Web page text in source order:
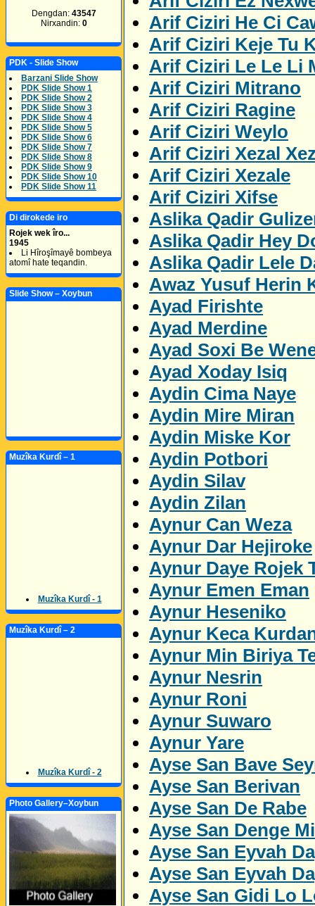
Dengdan: 43547
Nirxandin: 0
PDK - Slide Show
Barzani Slide Show
PDK Slide Show 1
PDK Slide Show 2
PDK Slide Show 3
PDK Slide Show 4
PDK Slide Show 5
PDK Slide Show 6
PDK Slide Show 7
PDK Slide Show 8
PDK Slide Show 9
PDK Slide Show 10
PDK Slide Show 11
Di dirokede iro
Rojek wek îro...
1945
Li Hîroşîmayê bombeya
atomî hate teqandin.
Slide Show – Xoybun
Muzîka Kurdî – 1
Muzîka Kurdî - 1
Muzîka Kurdî – 2
Muzîka Kurdî - 2
Photo Gallery–Xoybun
Arif Ciziri He Ci
Arif Ciziri Keje Tu
Arif Ciziri Le Le Li
Arif Ciziri Mitrano
Arif Ciziri Ragine
Arif Ciziri Weylo
Arif Ciziri Xezal
Arif Ciziri Xezale
Arif Ciziri Xifse
Aslika Qadir
Aslika Qadir Hey
Aslika Qadir Lele
Awaz Yusuf Herin
Ayad Firishte
Ayad Merdine
Ayad Soxi Be
Ayad Xoday Isiq
Aydin Cima Naye
Aydin Mire Miran
Aydin Miske Kor
Aydin Potbori
Aydin Silav
Aydin Zilan
Aynur Can Weza
Aynur Dar Hejiroke
Aynur Daye Rojek
Aynur Emen Eman
Aynur Heseniko
Aynur Keca
Aynur Min Biriya
Aynur Nesrin
Aynur Roni
Aynur Suwaro
Aynur Yare
Ayse San Bave
Ayse San Berivan
Ayse San De Rabe
Ayse San Denge
Ayse San Eyvah
Ayse San Eyvah
Ayse San Gidi Lo